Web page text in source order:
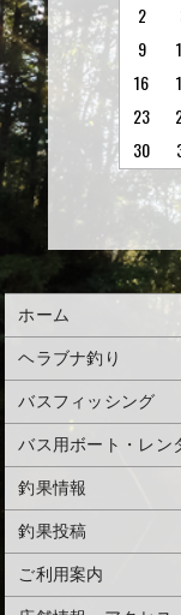
2
9
16
23
30
ホーム
ヘラブナ釣り
バスフィッシング
バス用ボート・レン
釣果情報
釣果投稿
ご利用案内